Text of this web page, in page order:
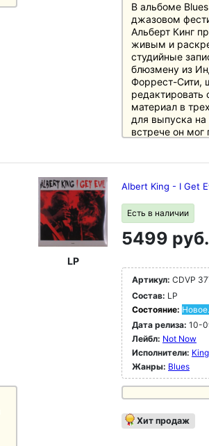
В альбоме
джазовом
Альберт Кинг
живым и
студийные
блюзмену из
Форрест-Сити,
редактировать
материал в
для выпуска
встрече он мог
которую
гитарист
участником
Tosh и the
место для соло
композиции.
Риком
Кинси, Биллом
LP
Albert King - I Get
Есть в наличии
5499 руб.
Артикул: CDVP
Состав: LP
Состояние:
Дата релиза: 10-
Лейбл: Not Now
Исполнители:
Жанры: Blues
Хит продаж